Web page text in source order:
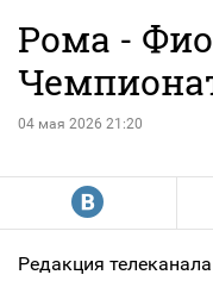
Рома -
04 мая 2026 21:20
R
Редакция